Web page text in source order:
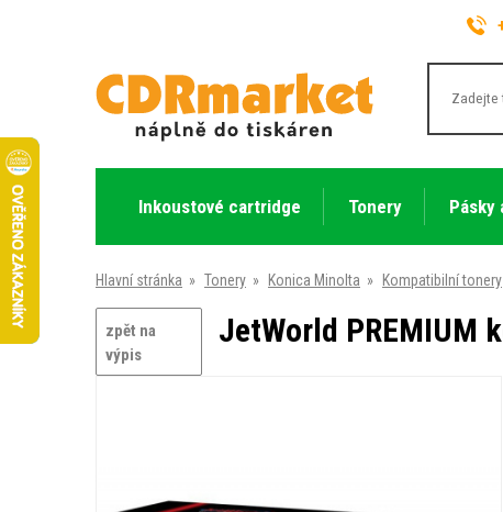
Inkoustové cartridge Tonery Pásky
Hlavní stránka » Tonery » Konica Minolta » Kompatibilní tonery
zpět na
výpis
JetWorld PREMIUM